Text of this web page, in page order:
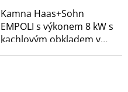
Kamna Haas+Sohn
EMPOLI s výkonem 8 kW s
kachlovým obkladem v
klasickém dekoru v